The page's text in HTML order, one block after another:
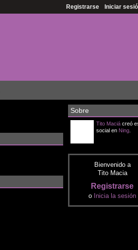
Registrarse Iniciar
Sobre
Tito Maciácreó
social en Ning.
Bienvenido a
Tito Macia
Registrarse
o Inicia la sesión